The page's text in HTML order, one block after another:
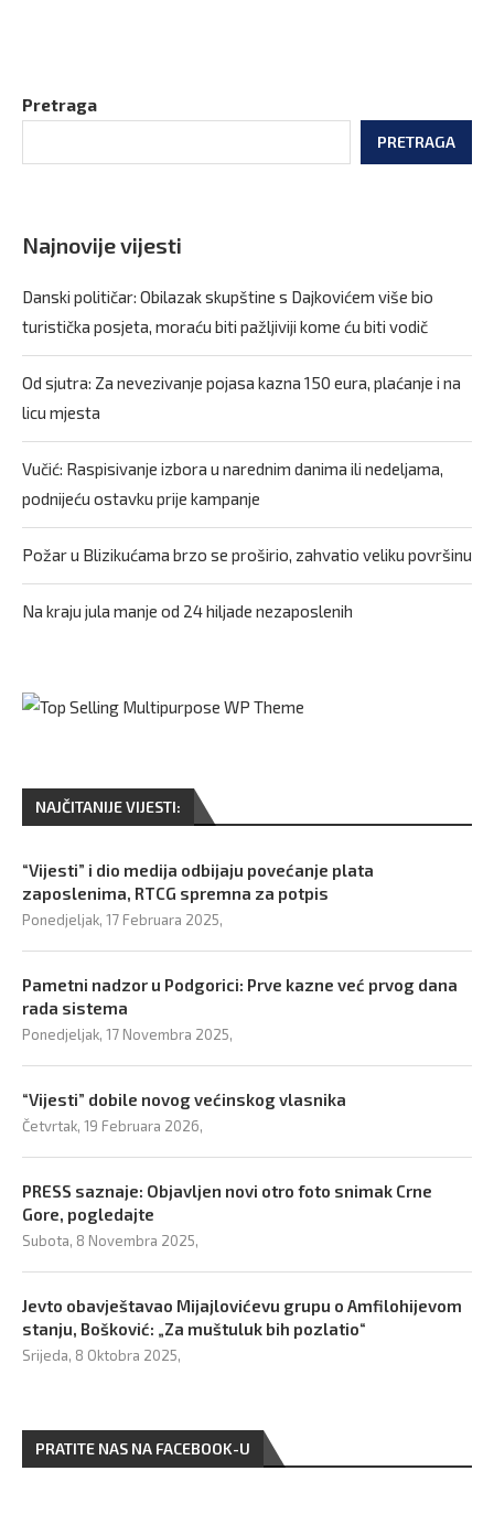
Pretraga
PRETRAGA
Najnovije vijesti
Danski političar: Obilazak skupštine s Dajkovićem više bio
turistička posjeta, moraću biti pažljiviji kome ću biti vodič
Od sjutra: Za nevezivanje pojasa kazna 150 eura, plaćanje i na
licu mjesta
Vučić: Raspisivanje izbora u narednim danima ili nedeljama,
podnijeću ostavku prije kampanje
Požar u Blizikućama brzo se proširio, zahvatio veliku površinu
Na kraju jula manje od 24 hiljade nezaposlenih
NAJČITANIJE VIJESTI:
“Vijesti” i dio medija odbijaju povećanje plata
zaposlenima, RTCG spremna za potpis
Ponedjeljak, 17 Februara 2025,
Pametni nadzor u Podgorici: Prve kazne već prvog dana
rada sistema
Ponedjeljak, 17 Novembra 2025,
“Vijesti” dobile novog većinskog vlasnika
Četvrtak, 19 Februara 2026,
PRESS saznaje: Objavljen novi otro foto snimak Crne
Gore, pogledajte
Subota, 8 Novembra 2025,
Jevto obavještavao Mijajlovićevu grupu o Amfilohijevom
stanju, Bošković: „Za muštuluk bih pozlatio“
Srijeda, 8 Oktobra 2025,
PRATITE NAS NA FACEBOOK-U